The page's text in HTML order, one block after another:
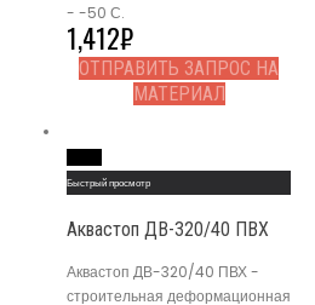
- -50 С.
1,412₽
ОТПРАВИТЬ ЗАПРОС НА
МАТЕРИАЛ
Быстрый просмотр
Аквастоп ДВ-320/40 ПВХ
Аквастоп ДВ-320/40 ПВХ -
строительная деформационная